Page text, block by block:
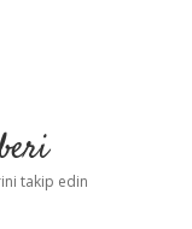
takip edin